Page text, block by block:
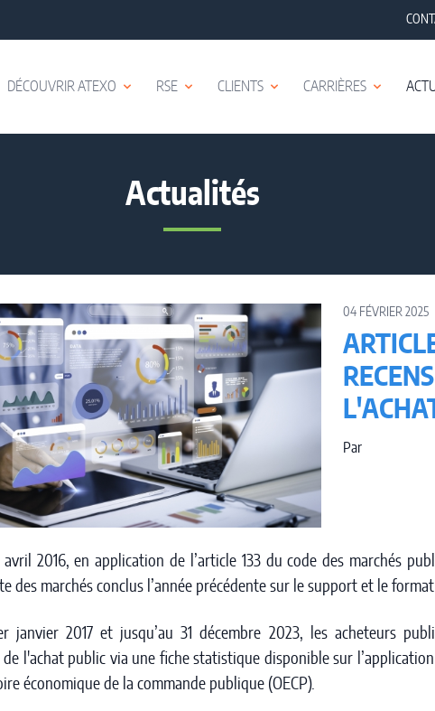
DÉCOUVRIR ATEXO RSE CLIENTS CARRIÈRES
Actualités
04 FÉVRIER 2025
Par
avril 2016, en application de l’article 133 du code des marchés
des marchés conclus l’année précédente sur le support et le
janvier 2017 et jusqu’au 31 décembre 2023, les acheteurs
de l'achat public via une fiche statistique disponible sur
économique de la commande publique (OECP).